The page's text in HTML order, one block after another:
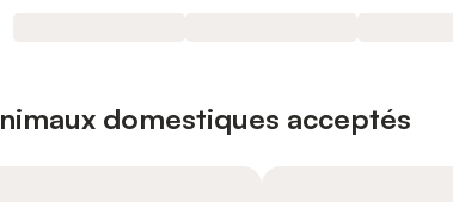
domestiques acceptés